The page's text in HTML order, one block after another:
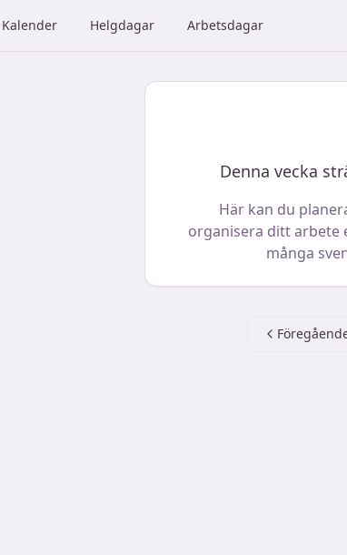
Kalender Helgdagar Arbetsdagar
Denna vecka
Här kan du
organisera ditt arbete
många